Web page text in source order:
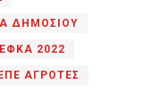
ΔΗΜΟΣΙΟΥ
ΕΦΚΑ 2022
ΑΓΡΟΤΕΣ